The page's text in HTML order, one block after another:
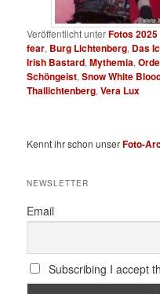
Veröffentlicht unterFotos 2025
fear, Burg Lichtenberg, Das
Irish Bastard,Mythemia,
Schöngeist,Snow White
Thallichtenberg,Vera Lux
Kennt ihr schon unserFoto-
NEWSLETTER
Email
Subscribing I accept